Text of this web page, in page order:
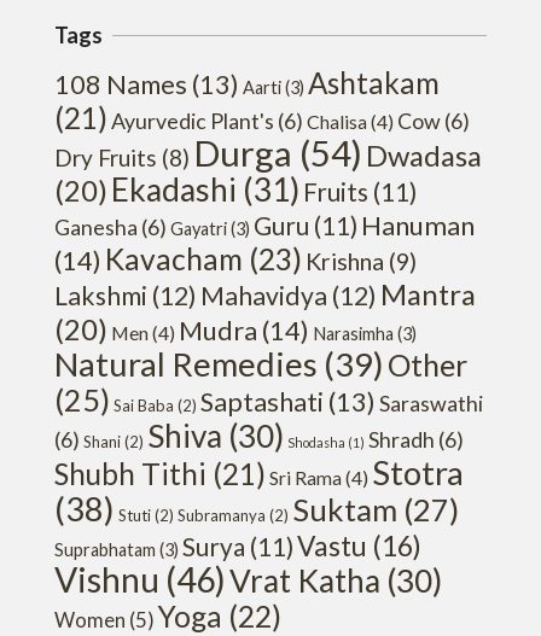
Tags
108 Names (13) Aarti(3) Ashtakam
(21)Ayurvedic Plant's (6) Chalisa(4) Cow(6)
Dry Fruits (8) Durga (54) Dwadasa
(20) Ekadashi (31) Fruits (11)
Ganesha (6) Gayatri(3) Guru (11) Hanuman
(14) Kavacham (23) Krishna (9)
Lakshmi (12) Mahavidya (12) Mantra
(20) Men(4) Mudra (14) Narasimha (3)
Natural Remedies (39) Other
(25) Sai Baba (2) Saptashati (13) Saraswathi
(6) Shani(2) Shiva (30) Shodasha (1) Shradh (6)
Shubh Tithi (21) Sri Rama(4) Stotra
(38) Stuti(2) Subramanya (2) Suktam (27)
Suprabhatam (3) Surya (11)Vastu (16)
Vishnu (46)Vrat Katha (30)
Women (5)Yoga (22)